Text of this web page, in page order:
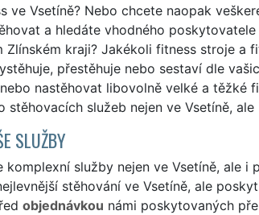
ve Vsetíně? Nebo chcete naopak
a hledáte vhodného
Zlínském kraji? Jakékoli fitness stroje a
přestěhuje nebo sestaví dle
nastěhovat libovolně velké a těžké
stěhovacích služeb nejen ve Vsetíně,
SLUŽBY
komplexní služby nejen ve Vsetíně, ale i
stěhování ve Vsetíně, ale
objednávkou námi poskytovaných